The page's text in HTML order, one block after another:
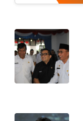
TOKOH
OPINI
OPINI